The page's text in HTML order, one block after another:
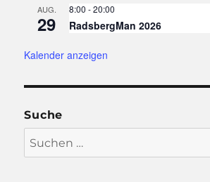
AUG.
29
8:00 -20:00
RadsbergMan 2026
Kalender anzeigen
Suche
Suchen
nach: